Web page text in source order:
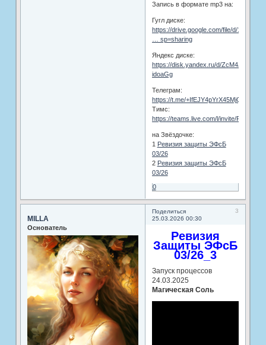
Запись в формате mp3 на:
Гугл диске:
https://drive.google.com/file/d/10iypbt
… sp=sharing
Яндекс диске:
https://disk.yandex.ru/d/ZcM4J9z-
idoaGg
Телеграм:
https://t.me/+IfEJY4pYrX45MjQy
Тимс:
https://teams.live.com/l/invite/
на Звёздочке:
1
Ревизия защиты ЭФсБ
03/26
2 Ревизия защиты ЭФсБ
03/26
0
Поделиться
3
25.03.2026 00:30
MILLA
Основатель
Ревизия
Защиты ЭФсБ
03/26_3
Запуск процессов
24.03.2025
Магическая Соль